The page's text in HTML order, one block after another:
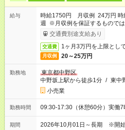
給与
時給1750円 月収例 24万円 時
週 ※月収例を保証するもので
ービス利用可（利用条件有）
交通費別途支給あり
交通費 1ヶ月3万円を上限とし
月収例 20～25万円
勤務地
東京都中野区
中野坂上駅から徒歩1分 / 東中
小売業
勤務時間 09:30-17:30（休憩60分）実働7
期間 2026年10月01日～長期 ※開